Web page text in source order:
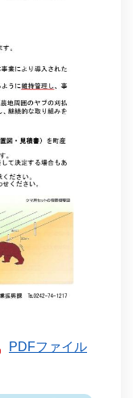
PDFファイル